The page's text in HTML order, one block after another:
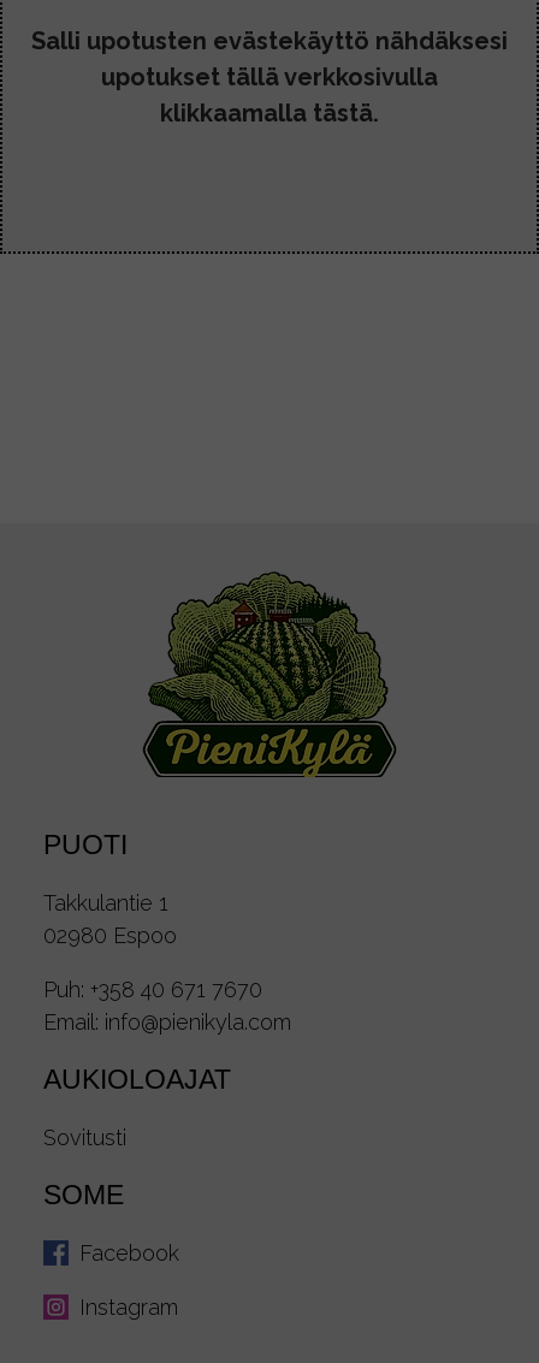
Salli upotusten evästekäyttö nähdäksesi
upotukset tällä verkkosivulla
klikkaamalla tästä.
PUOTI
Takkulantie 1
02980 Espoo
Puh: +358 40 671 7670
Email: info@pienikyla.com
AUKIOLOAJAT
Sovitusti
SOME
Facebook
Instagram